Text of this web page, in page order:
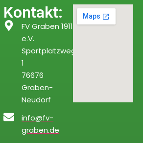
Kontakt:
FV Graben 1911
e.V.
Sportplatzweg
1
76676
Graben-
Neudorf
info@fv-
graben.de